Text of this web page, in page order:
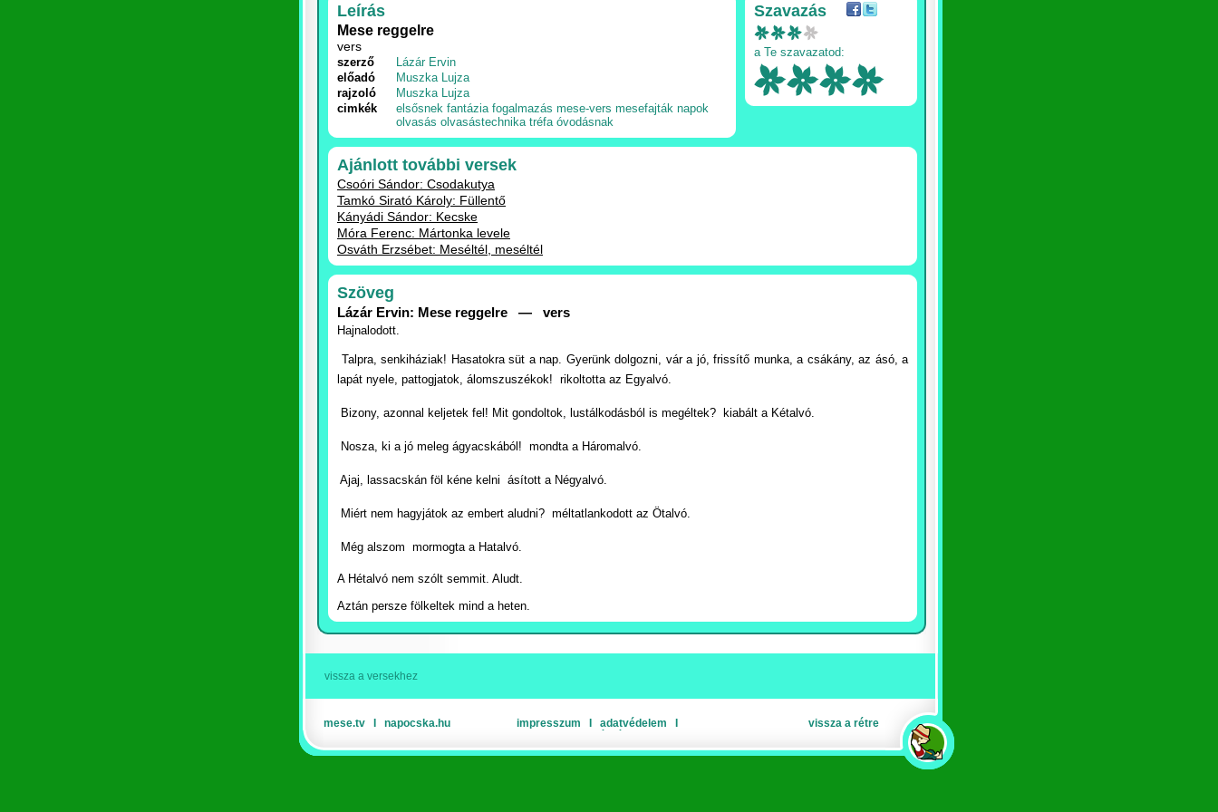
Leírás
Mese reggelre
vers
szerző
Lázár Ervin
előadó
Muszka Lujza
rajzoló
Muszka Lujza
cimkék
elsősnek fantázia fogalmazás mese-vers mesefajták napok
olvasás olvasástechnika tréfa óvodásnak
Szavazás
a Te szavazatod:
Ajánlott további versek
Csoóri Sándor: Csodakutya
Tamkó Sirató Károly: Füllentő
Kányádi Sándor: Kecske
Móra Ferenc: Mártonka levele
Osváth Erzsébet: Meséltél, meséltél
Szöveg
Lázár Ervin: Mese reggelre — vers
Hajnalodott.
 Talpra, senkiháziak! Hasatokra süt a nap. Gyerünk dolgozni, vár a jó, frissítő munka, a csákány, az ásó, a
lapát nyele, pattogjatok, álomszuszékok!  rikoltotta az Egyalvó.
 Bizony, azonnal keljetek fel! Mit gondoltok, lustálkodásból is megéltek?  kiabált a Kétalvó.
 Nosza, ki a jó meleg ágyacskából!  mondta a Háromalvó.
 Ajaj, lassacskán föl kéne kelni  ásított a Négyalvó.
 Miért nem hagyjátok az embert aludni?  méltatlankodott az Ötalvó.
 Még alszom  mormogta a Hatalvó.
A Hétalvó nem szólt semmit. Aludt.
Aztán persze fölkeltek mind a heten.
vissza a versekhez
mese.tv napocska.hu impresszum adatvédelem vissza a rétre